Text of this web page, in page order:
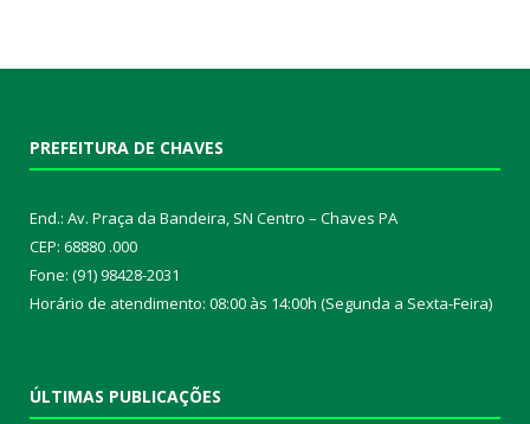
PREFEITURA DE CHAVES
End.: Av. Praça da Bandeira, SN Centro – Chaves PA
CEP: 68880 .000
Fone: (91) 98428-2031
Horário de atendimento: 08:00 às 14:00h (Segunda a Sexta-Feira)
ÚLTIMAS PUBLICAÇÕES